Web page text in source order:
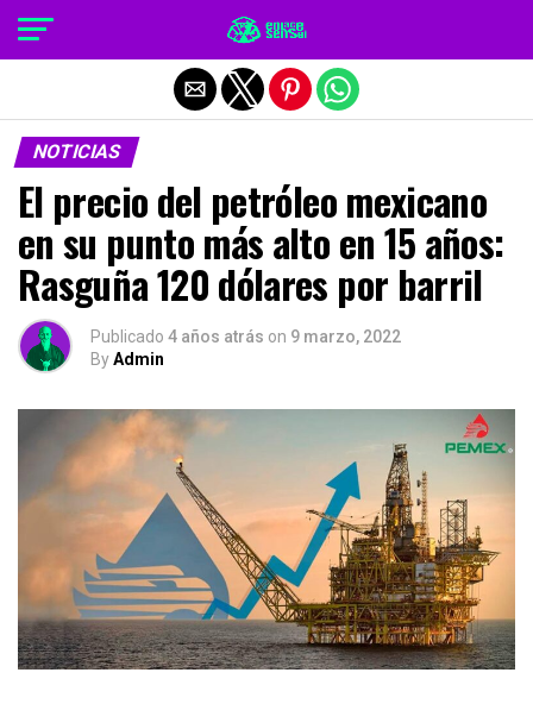
NOTICIAS
El precio del petróleo mexicano
en su punto más alto en 15 años:
Rasguña 120 dólares por barril
Publicado 4 años atrás on 9 marzo, 2022
ByAdmin
Salir de la versión móvil